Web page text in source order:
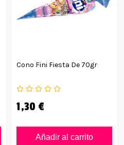
Cono Fini Fiesta De 70gr
1,30 €
Añadir al carrito